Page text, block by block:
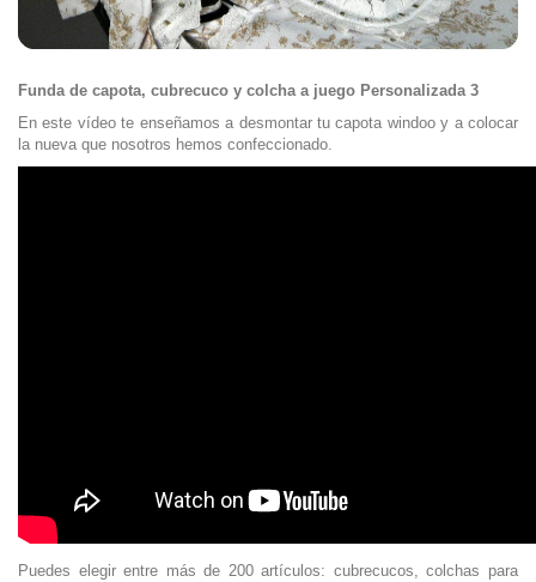
Funda de capota, cubrecuco y colcha a juego Personalizada 3
En este vídeo te enseñamos a desmontar tu capota windoo y a colocar
la nueva que nosotros hemos confeccionado.
Puedes elegir entre más de 200 artículos: cubrecucos, colchas para